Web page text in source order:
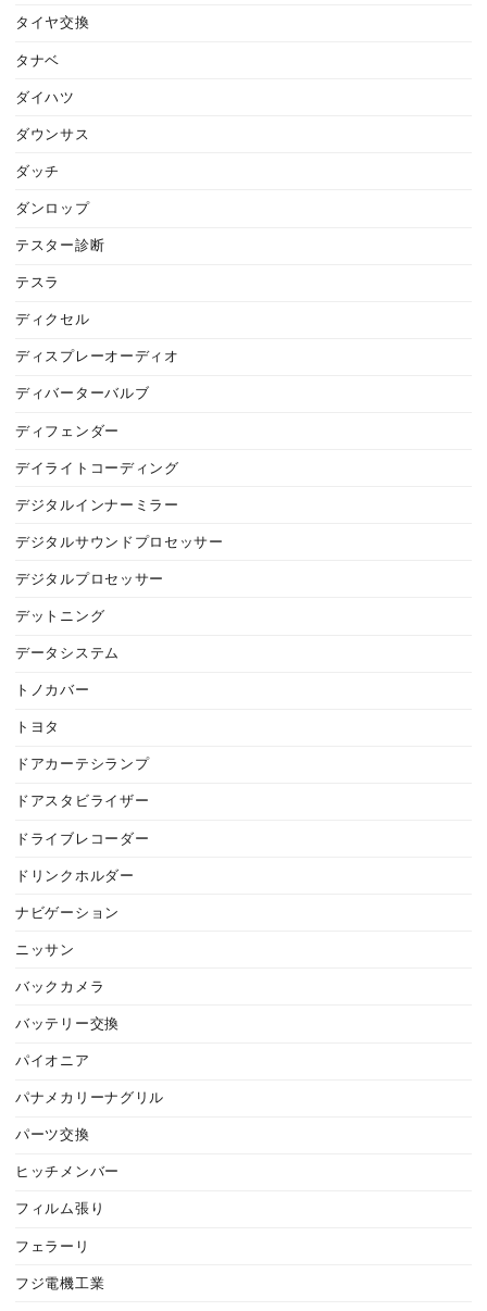
タイヤ交換
タナベ
ダイハツ
ダウンサス
ダッチ
ダンロップ
テスター診断
テスラ
ディクセル
ディスプレーオーディオ
ディバーターバルブ
ディフェンダー
デイライトコーディング
デジタルインナーミラー
デジタルサウンドプロセッサー
デジタルプロセッサー
デットニング
データシステム
トノカバー
トヨタ
ドアカーテシランプ
ドアスタビライザー
ドライブレコーダー
ドリンクホルダー
ナビゲーション
ニッサン
バックカメラ
バッテリー交換
パイオニア
パナメカリーナグリル
パーツ交換
ヒッチメンバー
フィルム張り
フェラーリ
フジ電機工業